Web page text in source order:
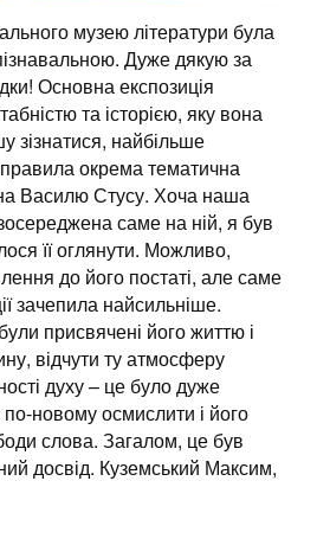
музею літератури була
Дуже дякую за
Основна експозиція
та історією, яку вона
зізнатися, найбільше
окрема тематична
Василю Стусу. Хоча наша
саме на ній, я був
її оглянути. Можливо,
до його постаті, але саме
зачепила найсильніше.
присвячені його життю і
відчути ту атмосферу
духу – це було дуже
новому осмислити і його
слова. Загалом, це був
досвід. Куземський Максим,